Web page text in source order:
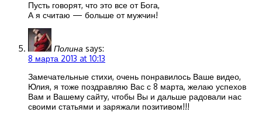
Пусть говорят, что это все от Бога,
А я считаю — больше от мужчин!
Полина says:
8 марта 2013 at 10:13
Замечательные стихи, очень понравилось Ваше видео,
Юлия, я тоже поздравляю Вас с 8 марта, желаю успехов
Вам и Вашему сайту, чтобы Вы и дальше радовали нас
своими статьями и заряжали позитивом!!!